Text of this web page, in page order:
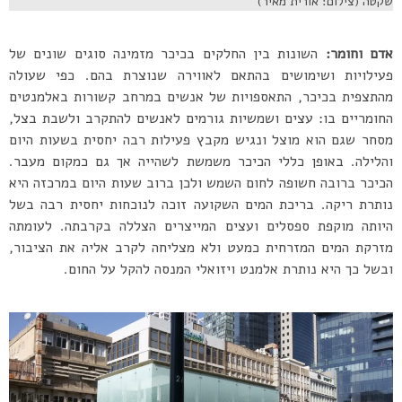
אדם וחומר: השונות בין החלקים בכיכר מזמינה סוגים שונים של
פעילויות ושימושים בהתאם לאווירה שנוצרת בהם. כפי שעולה
מהתצפית בכיכר, התאספויות של אנשים במרחב קשורות באלמנטים
החומריים בו: עצים ושמשיות גורמים לאנשים להתקרב ולשבת בצל,
מסחר שגם הוא מוצל ונגיש מקבץ פעילות רבה יחסית בשעות היום
והלילה. באופן כללי הכיכר משמשת לשהייה אך גם כמקום מעבר.
הכיכר ברובה חשופה לחום השמש ולכן ברוב שעות היום במרכזה היא
נותרת ריקה. בריכת המים השקועה זוכה לנוכחות יחסית רבה בשל
היותה מוקפת ספסלים ועצים המייצרים הצללה בקרבתה. לעומתה
מזרקת המים המזרחית כמעט ולא מצליחה לקרב אליה את הציבור,
ובשל כך היא נותרת אלמנט ויזואלי המנסה להקל על החום.